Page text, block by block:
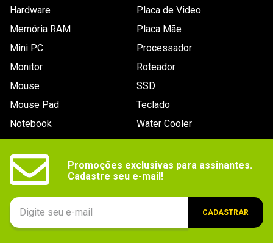
Hardware
Memória RAM
Mini PC
Monitor
Mouse
Mouse Pad
Notebook
Placa de Video
Placa Mãe
Processador
Roteador
SSD
Teclado
Water Cooler
Promoções exclusivas para assinantes.
Cadastre seu e-mail!
CADASTRAR
openbox
mouse
jonsbo
fractal